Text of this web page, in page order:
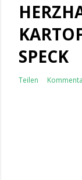
SPECK
Teilen